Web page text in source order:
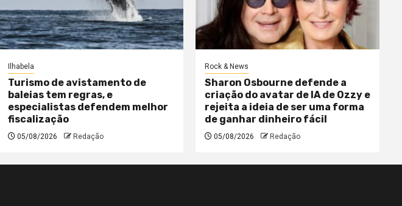
Ilhabela
Turismo de avistamento de
baleias tem regras, e
especialistas defendem melhor
fiscalização
05/08/2026 Redação
Rock & News
Sharon Osbourne defende a
criação do avatar de IA de Ozzy e
rejeita a ideia de ser uma forma
de ganhar dinheiro fácil
05/08/2026 Redação